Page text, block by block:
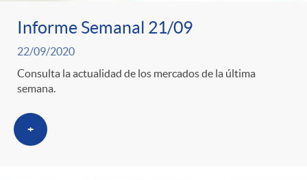
Informe Semanal 21/09
22/09/2020
Consulta la actualidad de los mercados de la última
semana.
+